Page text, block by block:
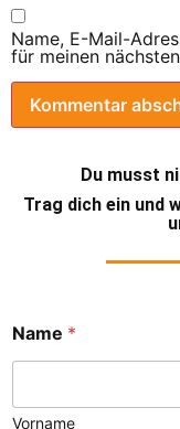
Name, E-Mail-
für meinen
Du musst
Trag dich ein und
Name *
Vorname